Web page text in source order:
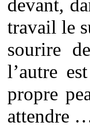
devant,
travail le
sourire
l’autre
propre
attendre